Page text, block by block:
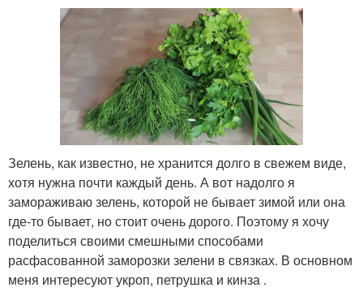
Зелень, как известно, не хранится долго в свежем виде,
хотя нужна почти каждый день. А вот надолго я
замораживаю зелень, которой не бывает зимой или она
где-то бывает, но стоит очень дорого. Поэтому я хочу
поделиться своими смешными способами
расфасованной заморозки зелени в связках. В основном
меня интересуют укроп, петрушка и кинза .